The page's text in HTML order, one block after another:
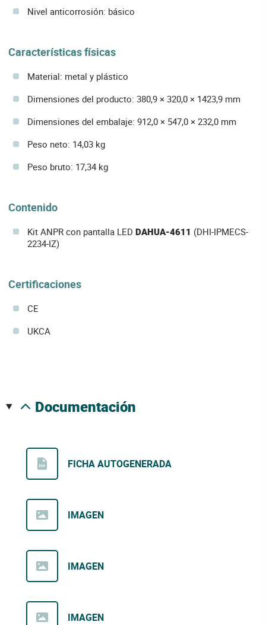
Nivel anticorrosión: básico
Características físicas
Material: metal y plástico
Dimensiones del producto: 380,9 × 320,0 × 1423,9 mm
Dimensiones del embalaje: 912,0 × 547,0 × 232,0 mm
Peso neto: 14,03 kg
Peso bruto: 17,34 kg
Contenido
Kit ANPR con pantalla LED DAHUA-4611 (DHI-IPMECS-
2234-IZ)
Certificaciones
CE
UKCA
documentación
FICHA AUTOGENERADA
IMAGEN
IMAGEN
IMAGEN